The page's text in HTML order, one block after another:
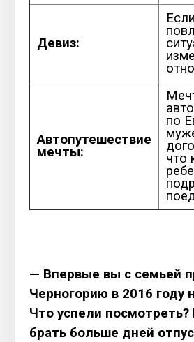
Девиз:
Автопутешествие
мечты:
по
что
— Впервые вы с семьей
Черногорию в 2016 году
Что успели
брать больше дней